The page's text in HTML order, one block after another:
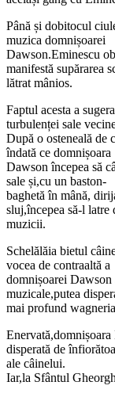
Până și dobitocul
muzica domnișoarei
Dawson.Eminescu
manifestă supărarea
lătrat mânios.
Faptul acesta a
turbulenței sale
După o osteneală de
îndată ce domnișoara
Dawson începea să
sale și,cu un baston-
baghetă în mână,
sluj,începea să-l latre
muzicii.
Schelălăia bietul
vocea de contraaltă a
domnișoarei Dawson
muzicale,putea
mai profund
disperată de
ale câinelui.
Iar,la Sfântul